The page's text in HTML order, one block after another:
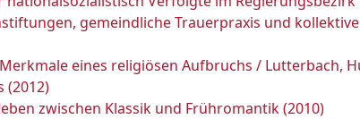
gemeindliche Trauerpraxis und
eines religiösen Aufbruchs / Lutterbach,
(2012)
zwischen Klassik und Frühromantik (2010)